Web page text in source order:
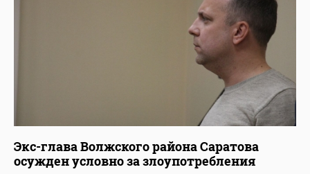
Экс-глава Волжского района Саратова
осужден условно за злоупотребления